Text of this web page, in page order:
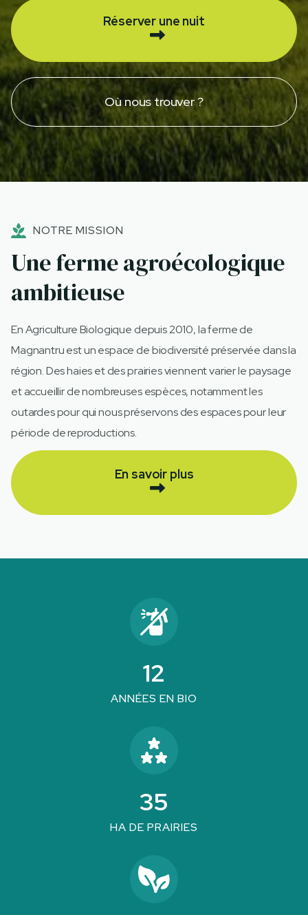
Réserver une nuit
Où nous trouver ?
12
ANNÉES EN BIO
35
HA DE PRAIRIES
NOTRE MISSION
Une ferme agroécologique
ambitieuse
En Agriculture Biologique depuis 2010, la ferme de
Magnantru est un espace de biodiversité préservée dans la
région. Des haies et des prairies viennent varier le paysage
et accueillir de nombreuses espèces, notamment les
outardes pour qui nous préservons des espaces pour leur
période de reproductions.
En savoir plus